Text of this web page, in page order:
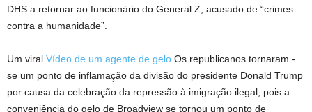
DHS a retornar ao funcionário do General Z, acusado de “crimes
contra a humanidade”.
Um viral Vídeo de um agente de gelo Os republicanos tornaram -
se um ponto de inflamação da divisão do presidente Donald Trump
por causa da celebração da repressão à imigração ilegal, pois a
conveniência do gelo de Broadview se tornou um ponto de